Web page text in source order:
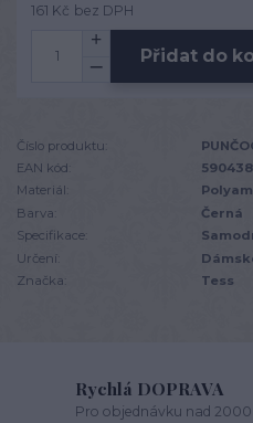
161 Kč bez DPH
Přidat do
Číslo produktu:
EAN kód:
Materiál:
Barva:
Černá
Specifikace:
Určení:
Značka:
Tess
Rychlá DOPRAVA
Pro objednávku nad